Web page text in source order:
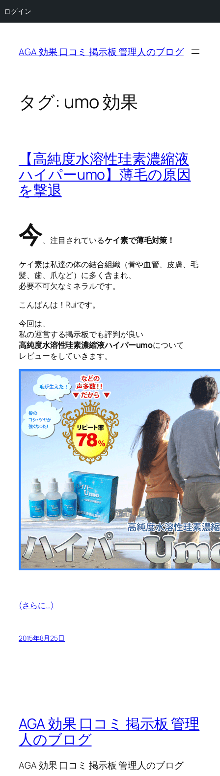
ログイン
AGA 効果 口コミ 掲示板 管理人のブログ
タグ: umo 効果
【高純度水溶性珪素濃縮液
ハイパーumo】薄毛の原因
を撃退
今、注目されているケイ素で薄毛対策！
ケイ素は私達の体の結合組織（骨や血管、皮膚、毛
髪、歯、爪など）に多く含まれ、
必要不可欠なミネラルです。
こんばんは！Ruiです。
今回は、
私の運営する掲示板でも評判が良い
高純度水溶性珪素濃縮液ハイパーumoについて
レビューをしていきます。
(さらに…)
2015年8月25日
AGA 効果 口コミ 掲示板 管理
人のブログ
AGA 効果 口コミ 掲示板 管理人のブログ